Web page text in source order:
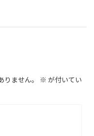
ません。 ※ が付いてい